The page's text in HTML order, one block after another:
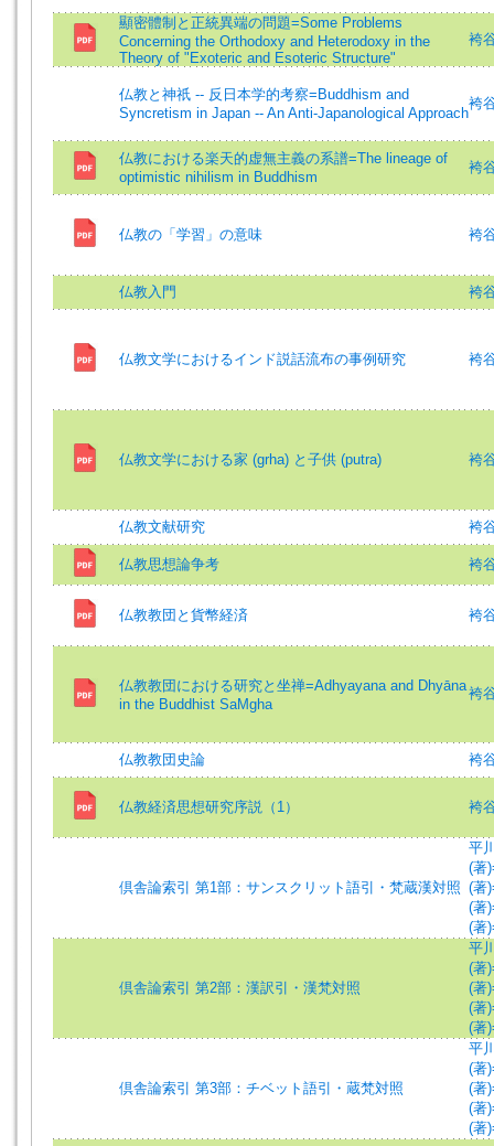
顯密體制と正統異端の問題=Some Problems
Concerning the Orthodoxy and Heterodoxy in the
Theory of "Exoteric and Esoteric Structure"
袴
仏教と神祇 -- 反日本学的考察=Buddhism and
Syncretism in Japan -- An Anti-Japanological Approach
袴
仏教における楽天的虚無主義の系譜=The lineage of
optimistic nihilism in Buddhism
袴
仏教の「学習」の意味 袴
仏教入門 袴
仏教文学におけるインド説話流布の事例研究 袴
仏教文学における家 (grha) と子供 (putra) 袴
仏教文献研究 袴
仏教思想論争考 袴
仏教教団と貨幣経済 袴
仏教教団における研究と坐禅=Adhyayana and Dhyāna
in the Buddhist SaMgha
袴
仏教教団史論 袴
仏教経済思想研究序説（1） 袴
倶舎論索引 第1部：サンスクリット語引・梵蔵漢対照
平
(著
(著
(著
(著
倶舎論索引 第2部：漢訳引・漢梵対照
平
(著
(著
(著
(著
倶舎論索引 第3部：チベット語引・蔵梵対照
平
(著
(著
(著
(著